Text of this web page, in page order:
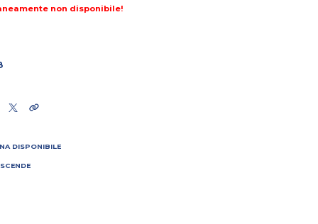
non disponibile!
DISPONIBILE